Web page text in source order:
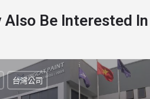
Also Be Interested In
台灣公司